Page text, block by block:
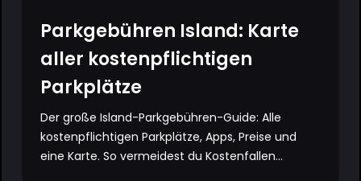
Parkgebühren Island: Karte
aller kostenpflichtigen
Parkplätze
Der große Island-Parkgebühren-Guide: Alle
kostenpflichtigen Parkplätze, Apps, Preise und
eine Karte. So vermeidest du Kostenfallen...